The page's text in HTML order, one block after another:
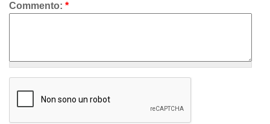
Commento: *